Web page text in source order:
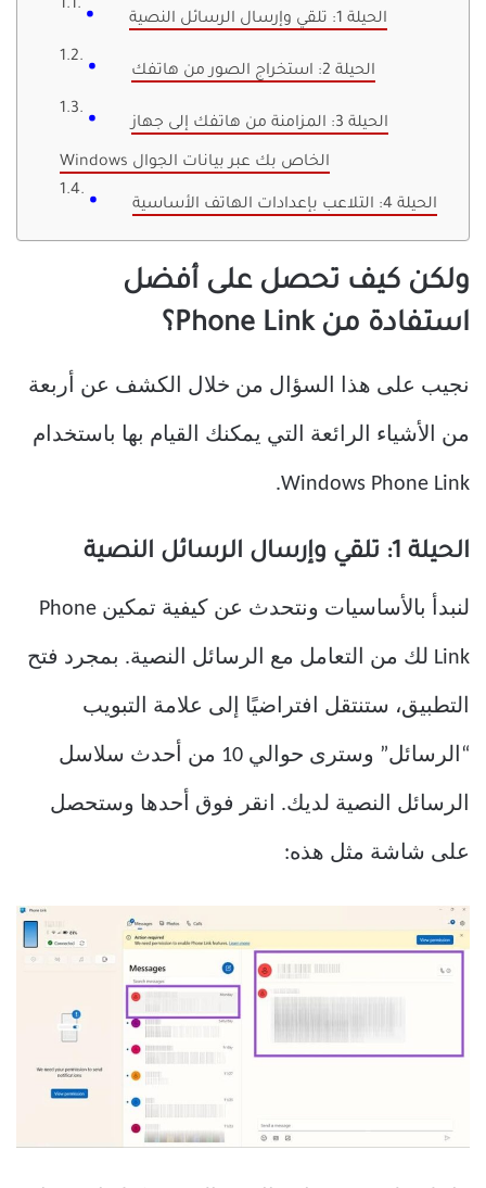
الحيلة 1: تلقي وإرسال الرسائل النصية
الحيلة 2: استخراج الصور من هاتفك
الحيلة 3: المزامنة من هاتفك إلى جهاز
Windows الخاص بك عبر بيانات الجوال
الحيلة 4: التلاعب بإعدادات الهاتف الأساسية
ولكن كيف تحصل على أفضل
استفادة من Phone Link؟
نجيب على هذا السؤال من خلال الكشف عن أربعة
من الأشياء الرائعة التي يمكنك القيام بها باستخدام
Windows Phone Link.
الحيلة 1: تلقي وإرسال الرسائل النصية
لنبدأ بالأساسيات ونتحدث عن كيفية تمكين Phone
Link لك من التعامل مع الرسائل النصية. بمجرد فتح
التطبيق، ستنتقل افتراضيًا إلى علامة التبويب
“الرسائل” وسترى حوالي 10 من أحدث سلاسل
الرسائل النصية لديك. انقر فوق أحدها وستحصل
على شاشة مثل هذه: